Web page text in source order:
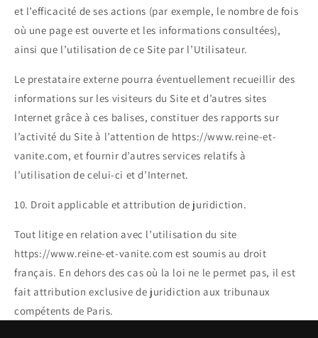
et l’efficacité de ses actions (par exemple, le nombre de fois
où une page est ouverte et les informations consultées),
ainsi que l’utilisation de ce Site par l’Utilisateur.
Le prestataire externe pourra éventuellement recueillir des
informations sur les visiteurs du Site et d’autres sites
Internet grâce à ces balises, constituer des rapports sur
l’activité du Site à l’attention de https://www.reine-et-
vanite.com, et fournir d’autres services relatifs à
l’utilisation de celui-ci et d’Internet.
10. Droit applicable et attribution de juridiction.
Tout litige en relation avec l’utilisation du site
https://www.reine-et-vanite.com est soumis au droit
français. En dehors des cas où la loi ne le permet pas, il est
fait attribution exclusive de juridiction aux tribunaux
compétents de Paris.